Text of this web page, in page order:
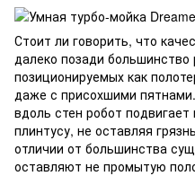
Стоит ли говорить, что
далеко позади
позиционируемых как
даже с присохшими
вдоль стен робот
плинтусу, не оставляя
отличии от большинства
оставляют не промытую